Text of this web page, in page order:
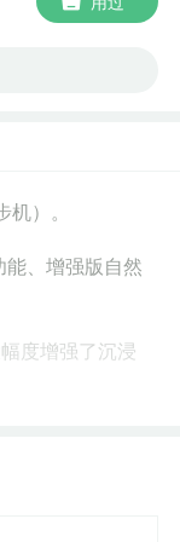
）。
、增强版自然
度增强了沉浸